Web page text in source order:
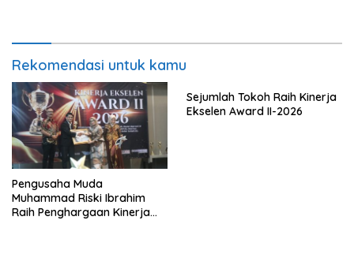
Rekomendasi untuk kamu
Pengusaha Muda
Muhammad Riski Ibrahim
Raih Penghargaan Kinerja
Sejumlah Tokoh Raih Kinerja
Ekselen Award II-2026